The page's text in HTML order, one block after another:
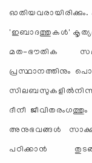
ഓതിയവരായിരിക്കും.
'ഇബാദത്തുകള്‍'
മത-ഭൗതിക
പ്രസ്ഥാനത്തിനും
ദീനീ
അനുഭവങ്ങള്‍
പഠിക്കാന്‍